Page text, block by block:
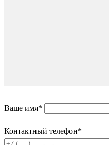
Ваше имя*
Контактный телефон*